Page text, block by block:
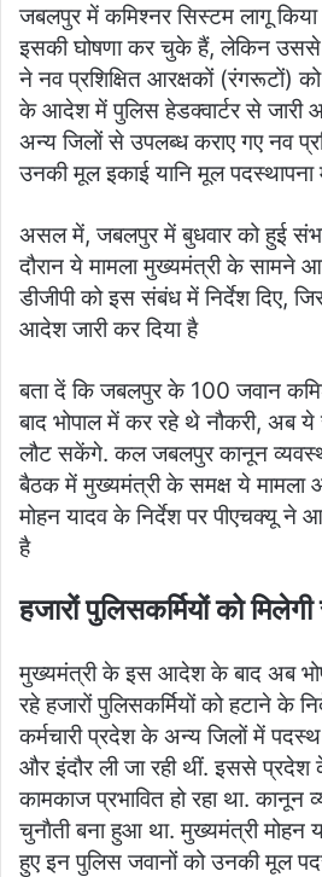
जबलपुर में कमिश्नर सिस्टम लागू किया
इसकी घोषणा कर चुके हैं, लेकिन उससे
ने नव प्रशिक्षित आरक्षकों (रंगरूटों)
के आदेश में पुलिस हेडक्वार्टर से जारी
अन्य जिलों से उपलब्ध कराए गए नव
उनकी मूल इकाई यानि मूल पदस्थापना
असल में, जबलपुर में बुधवार को हुई
दौरान ये मामला मुख्यमंत्री के सामने
डीजीपी को इस संबंध में निर्देश दिए,
आदेश जारी कर दिया है
बता दें कि जबलपुर के 100 जवान
बाद भोपाल में कर रहे थे नौकरी, अब
लौट सकेंगे. कल जबलपुर कानून
बैठक में मुख्यमंत्री के समक्ष ये मामला
मोहन यादव के निर्देश पर पीएचक्यू ने
है
हजारों पुलिसकर्मियों को मिलेगी
मुख्यमंत्री के इस आदेश के बाद अब
रहे हजारों पुलिसकर्मियों को हटाने के
कर्मचारी प्रदेश के अन्य जिलों में
और इंदौर ली जा रही थीं. इससे प्रदेश
कामकाज प्रभावित हो रहा था. कानून
चुनाैती बना हुआ था. मुख्यमंत्री
हुए इन पुलिस जवानों को उनकी मूल